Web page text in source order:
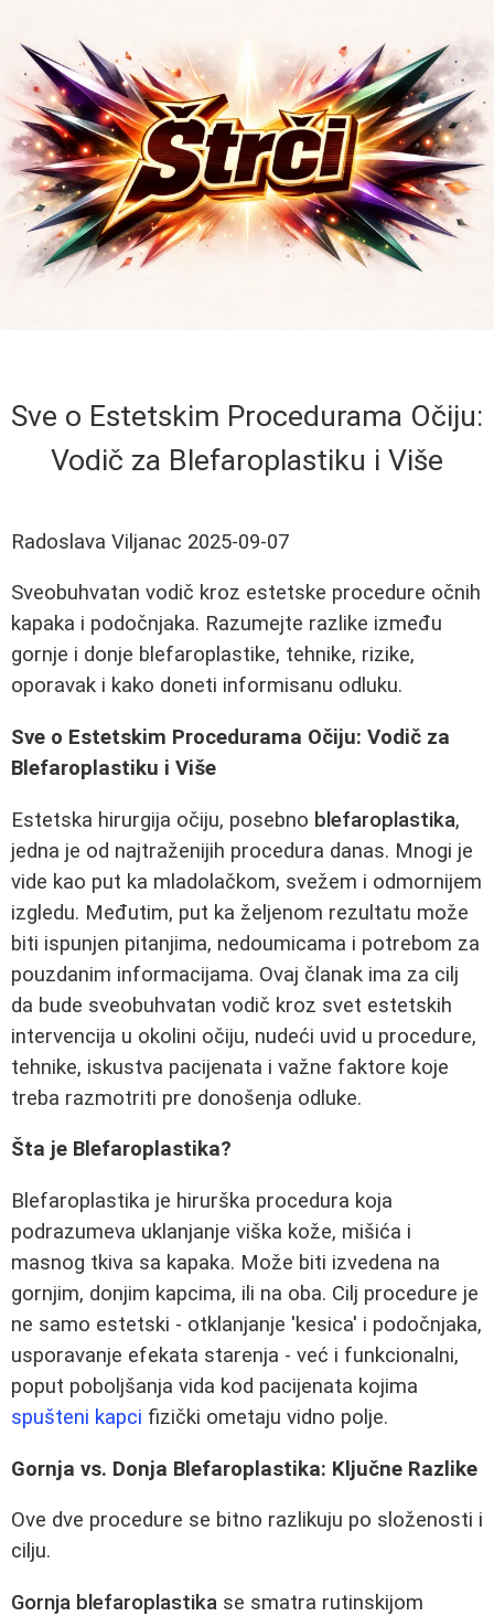
Sve o Estetskim Procedurama Očiju:
Vodič za Blefaroplastiku i Više
Radoslava Viljanac 2025-09-07
Sveobuhvatan vodič kroz estetske procedure očnih
kapaka i podočnjaka. Razumejte razlike između
gornje i donje blefaroplastike, tehnike, rizike,
oporavak i kako doneti informisanu odluku.
Sve o Estetskim Procedurama Očiju: Vodič za
Blefaroplastiku i Više
Estetska hirurgija očiju, posebno blefaroplastika,
jedna je od najtraženijih procedura danas. Mnogi je
vide kao put ka mladolačkom, svežem i odmornijem
izgledu. Međutim, put ka željenom rezultatu može
biti ispunjen pitanjima, nedoumicama i potrebom za
pouzdanim informacijama. Ovaj članak ima za cilj
da bude sveobuhvatan vodič kroz svet estetskih
intervencija u okolini očiju, nudeći uvid u procedure,
tehnike, iskustva pacijenata i važne faktore koje
treba razmotriti pre donošenja odluke.
Šta je Blefaroplastika?
Blefaroplastika je hirurška procedura koja
podrazumeva uklanjanje viška kože, mišića i
masnog tkiva sa kapaka. Može biti izvedena na
gornjim, donjim kapcima, ili na oba. Cilj procedure je
ne samo estetski - otklanjanje 'kesica' i podočnjaka,
usporavanje efekata starenja - već i funkcionalni,
poput poboljšanja vida kod pacijenata kojima
spušteni kapci fizički ometaju vidno polje.
Gornja vs. Donja Blefaroplastika: Ključne Razlike
Ove dve procedure se bitno razlikuju po složenosti i
cilju.
Gornja blefaroplastika se smatra rutinskijom